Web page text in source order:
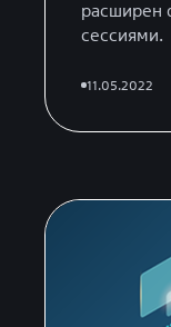
расширен
сессиями.
11.05.2022